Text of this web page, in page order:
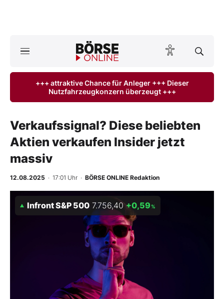
Anlageprodukte
Finanz-Check
Abo & Shop
Experten
Mein B:O
Folgen Sie uns
+++ attraktive Chance für Anleger +++ Dieser
Nutzfahrzeugkonzern überzeugt +++
Verkaufssignal? Diese beliebten
Aktien verkaufen Insider jetzt
massiv
12.08.2025 · 17:01 Uhr · BÖRSE ONLINE Redaktion
Infront S&P 500 7.756,40 +0,59 %